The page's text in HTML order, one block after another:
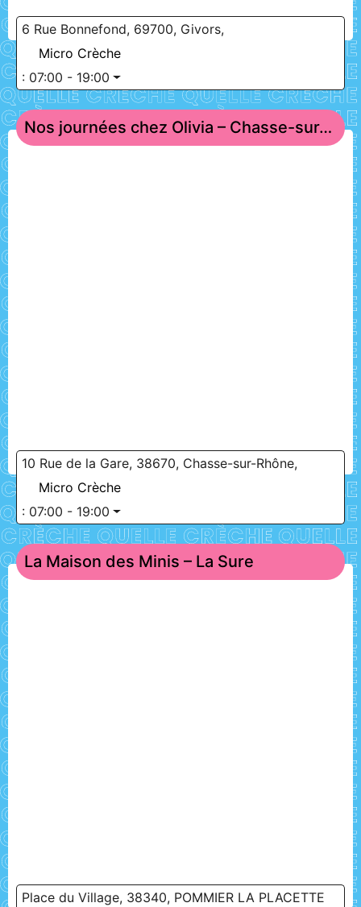
6 Rue Bonnefond, 69700, Givors,
Micro Crèche
: 07:00 - 19:00
Nos journées chez Olivia – Chasse-sur-Rhône
10 Rue de la Gare, 38670, Chasse-sur-Rhône,
Micro Crèche
: 07:00 - 19:00
La Maison des Minis – La Sure
Place du Village, 38340, POMMIER LA PLACETTE